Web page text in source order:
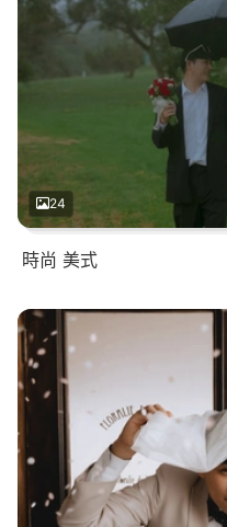
24
時尚 美式